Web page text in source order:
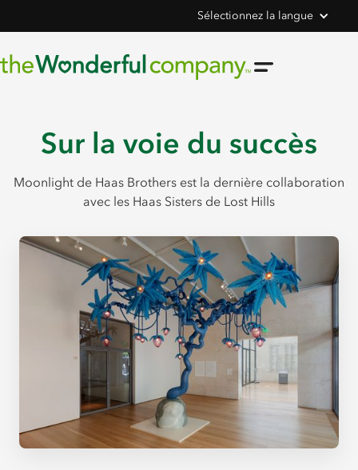
Sélectionnez la langue
Sur la voie du succès
Moonlight de Haas Brothers est la dernière collaboration
avec les Haas Sisters de Lost Hills